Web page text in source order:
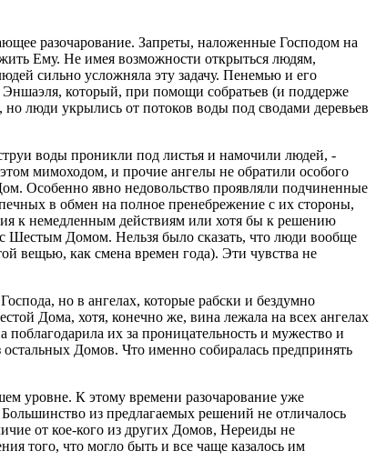
разочарование. Запреты, наложенные Господом на
Ему. Не имея возможности открыться людям,
сильно усложняла эту задачу. Пенемью и его
который, при помощи собратьев (и поддерже
люди укрылись от потоков воды под сводами деревьев
воды проникли под листья и намочили людей, -
мимоходом, и прочие ангелы не обратили особого
Особенно явно недовольство проявляли подчиненные
в обмен на полное пренебрежение с их стороны,
к немедленным действиям или хотя бы к решению
Шестым Домом. Нельзя было сказать, что люди вообще
вещью, как смена времен года). Эти чувства не
но в ангелах, которые рабски и бездумно
Дома, хотя, конечно же, вина лежала на всех ангелах
их за проницательность и мужество и
Домов. Что именно собиралась предпринять
уровне. К этому времени разочарование уже
из предлагаемых решений не отличалось
от кое-кого из других Домов, Нереиды не
того, что могло быть и все чаще казалось им